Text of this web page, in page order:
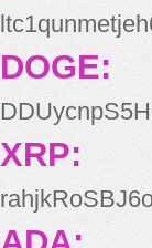
DOGE:
XRP: